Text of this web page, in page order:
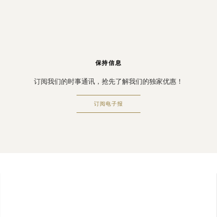
保持信息
订阅我们的时事通讯，抢先了解我们的独家优惠！
订阅电子报